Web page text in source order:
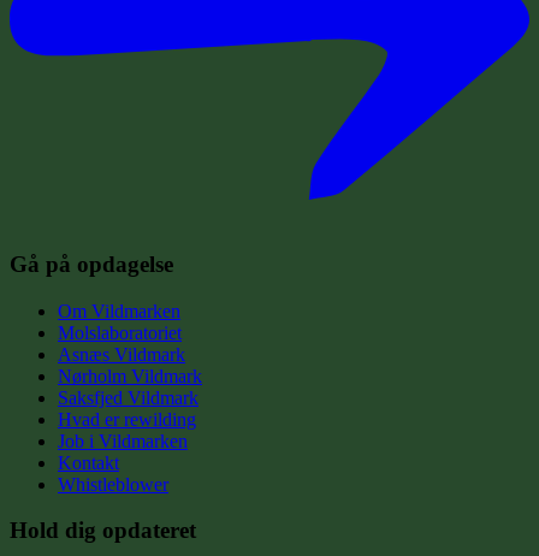
Gå på opdagelse
Om Vildmarken
Molslaboratoriet
Asnæs Vildmark
Nørholm Vildmark
Saksfjed Vildmark
Hvad er rewilding
Job i Vildmarken
Kontakt
Whistleblower
Hold dig opdateret